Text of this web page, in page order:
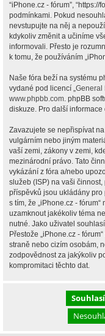
“iPhone.cz - fórum”,
podmínkami. Pokud
nevstupujte na něj a
kdykoliv změnit a učiníme
informovali. Přesto je
k tomu, že používáním
Naše fóra beží na systému
vydané pod licencí „General
www.phpbb.com. phpBB
diskuze. Pro další informace
Zavazujete se nepřispívat
vulgárním nebo jiným
vaší zemi, zákony v zemi,
mezinárodní právo. Tato
vykázání z fóra a/nebo
služeb (ISP) na vaši
příspěvků jsou ukládány
s tím, že „iPhone.cz -
uzamknout jakékoliv téma
nutné. Jako uživatel
Přestože „iPhone.cz -
straně nebo cizím osobám,
zodpovědnost za jakýkoliv
kompromitaci těchto dat.